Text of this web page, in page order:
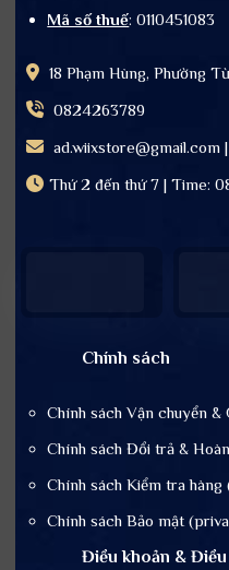
Mã số thuế: 0110451083
18 Phạm Hùng, Phường
0824263789
ad.wiixstore@gmail.com
Thứ 2 đến thứ 7 | Time:
Chính sách
Chính sách Vận chuyển &
Chính sách Đổi trả &
Chính sách Kiểm tra hàng
Chính sách Bảo mật
Điều khoản & Điều